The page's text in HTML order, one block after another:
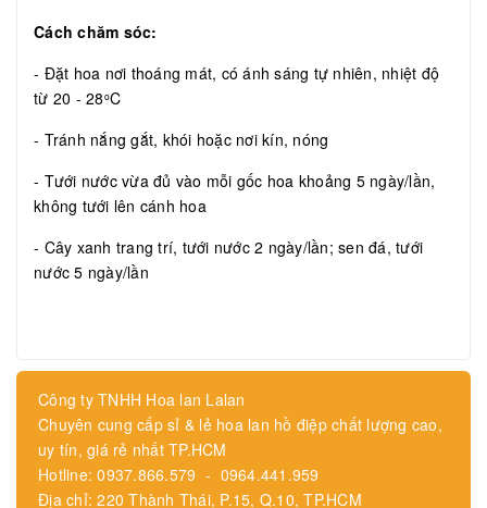
Cách chăm sóc:
- Đặt hoa nơi thoáng mát, có ánh sáng tự nhiên, nhiệt độ
từ 20 - 28oC
- Tránh nắng gắt, khói hoặc nơi kín, nóng
- Tưới nước vừa đủ vào mỗi gốc hoa khoảng 5 ngày/lần,
không tưới lên cánh hoa
- Cây xanh trang trí, tưới nước 2 ngày/lần; sen đá, tưới
nước 5 ngày/lần
Công ty TNHH Hoa lan Lalan
Chuyên cung cấp sỉ & lẻ hoa lan hồ điệp chất lượng cao,
uy tín, giá rẻ nhất TP.HCM
Hotline: 0937.866.579 - 0964.441.959
Địa chỉ: 220 Thành Thái, P.15, Q.10, TP.HCM